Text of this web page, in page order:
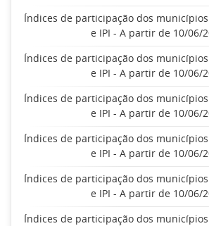
Índices de participação dos municípios
e IPI - A partir de 10/06/
Índices de participação dos municípios
e IPI - A partir de 10/06/
Índices de participação dos municípios
e IPI - A partir de 10/06/
Índices de participação dos municípios
e IPI - A partir de 10/06/
Índices de participação dos municípios
e IPI - A partir de 10/06/
Índices de participação dos municípios